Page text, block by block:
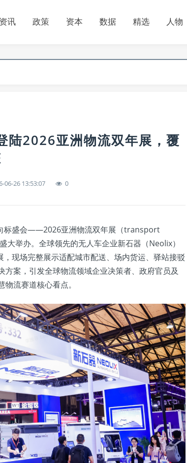
资讯 政策 资本 数据 精选 人物
陆2026亚洲物流双年展，覆
06-26 13:53:07 0
标盛会——2026亚洲物流双年展（transport
举办。全球领先的无人车企业新石器（Neolix）
现场完整展示适配城市配送、场内货运、驿站接驳
案，引发全球物流领域企业决策者、政府官员及
流赛道核心看点。